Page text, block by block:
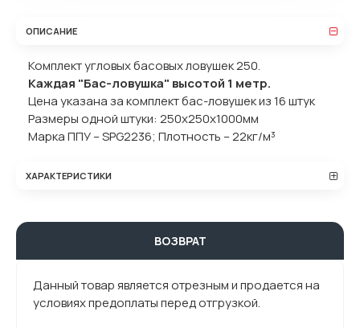
ОПИСАНИЕ
Комплект угловых басовых ловушек 250.
Каждая "Бас-ловушка" высотой 1 метр.
Цена указана за комплект бас-ловушек из 16 штук
Размеры одной штуки: 250x250x1000мм
Марка ППУ – SPG2236; Плотность – 22кг/м³
ХАРАКТЕРИСТИКИ
ВОЗВРАТ
Данный товар является отрезным и продается на
условиях предоплаты перед отгрузкой.